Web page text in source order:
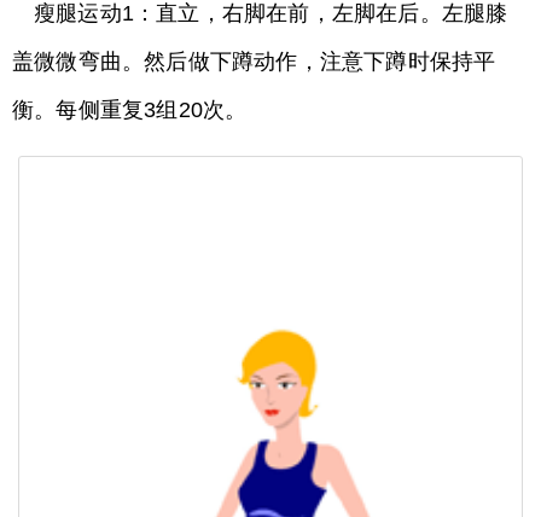
瘦腿运动1：直立，右脚在前，左脚在后。左腿膝
盖微微弯曲。然后做下蹲动作，注意下蹲时保持平
衡。每侧重复3组20次。